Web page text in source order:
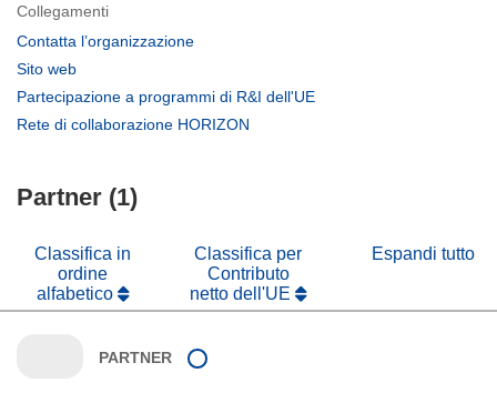
Collegamenti
Contatta l’organizzazione
nuova
Sito web
apre
finestra)
Partecipazione a programmi di R&I dell'UE
Rete di collaborazione HORIZON
Partner (1)
Classifica in
ordine
alfabetico
Classifica per
Contributo
netto dell'UE
Espandi tutto
PARTNER